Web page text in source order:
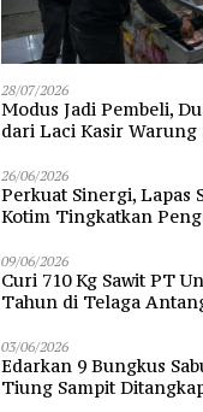
28/07/2026
Modus Jadi Pembeli,
dari Laci Kasir Warung
26/06/2026
Perkuat Sinergi, Lapas
Kotim Tingkatkan
09/06/2026
Curi 710 Kg Sawit PT
Tahun di Telaga
03/06/2026
Edarkan 9 Bungkus
Tiung Sampit